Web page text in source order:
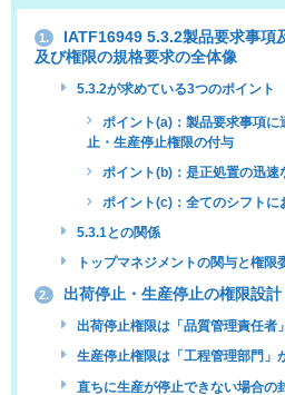
1.
IATF16949 5.3.2製品要求事項
及び権限の規格要求の全体像
5.3.2が求めている3つのポイント
ポイント(a)：製品要求事項に
止・生産停止権限の付与
ポイント(b)：是正処置の迅速
ポイント(c)：全てのシフトに
5.3.1との関係
トップマネジメントの関与と権限
2. 出荷停止・生産停止の権限設計
出荷停止権限は「品質管理責任者
生産停止権限は「工程管理部門」
直ちに生産が停止できない場合の